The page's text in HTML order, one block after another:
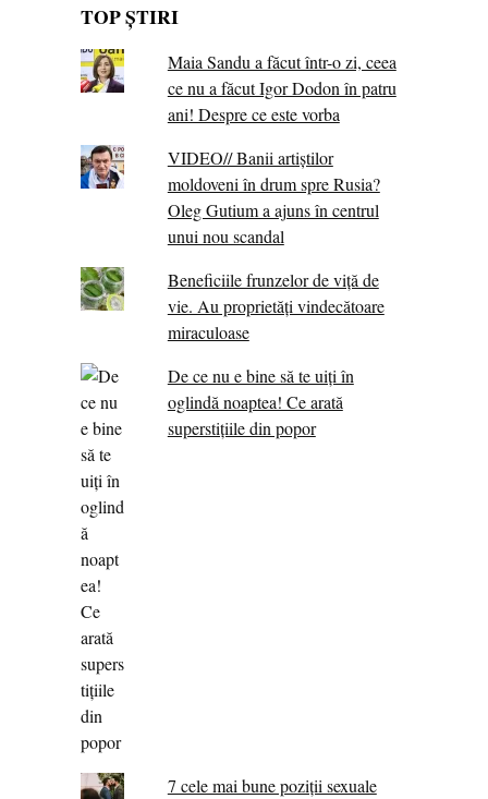
TOP ȘTIRI
Maia Sandu a făcut într-o zi, ceea
ce nu a făcut Igor Dodon în patru
ani! Despre ce este vorba
VIDEO// Banii artiștilor
moldoveni în drum spre Rusia?
Oleg Gutium a ajuns în centrul
unui nou scandal
Beneficiile frunzelor de viță de
vie. Au proprietăţi vindecătoare
miraculoase
De ce nu e bine să te uiți în
oglindă noaptea! Ce arată
superstițiile din popor
7 cele mai bune poziții sexuale